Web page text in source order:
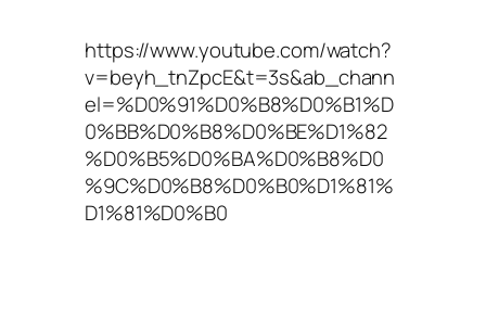
https://www.youtube.com/watch?
v=beyh_tnZpcE&t=3s&ab_chann
el=%D0%91%D0%B8%D0%B1%D
0%BB%D0%B8%D0%BE%D1%82
%D0%B5%D0%BA%D0%B8%D0
%9C%D0%B8%D0%B0%D1%81%
D1%81%D0%B0